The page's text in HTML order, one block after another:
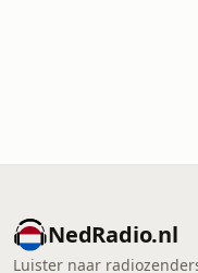
NedRadio.nl
Luister naar